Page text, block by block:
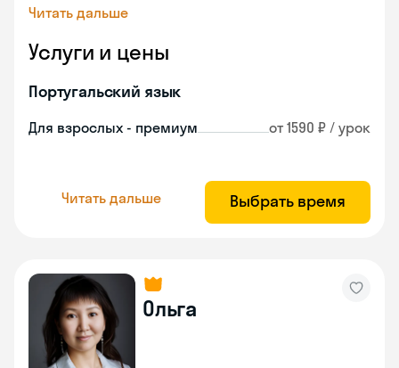
Читать дальше
Услуги и цены
Португальский язык
Для взрослых - премиум от 1590 ₽ / урок
Читать дальше Выбрать время
Ольга